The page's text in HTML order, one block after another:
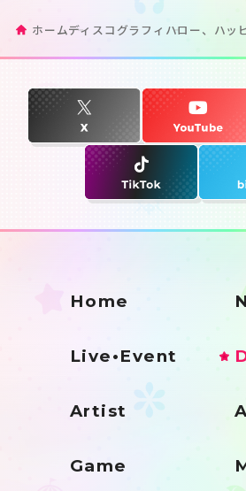
ホームディスコグラフィ ハロー、ハッ
Home
Live•Event
Artist
Game